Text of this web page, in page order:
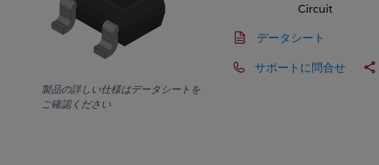
製品の詳しい仕様はデータシートを
ご確認ください
Circuit
データシート
サポートに問合せ